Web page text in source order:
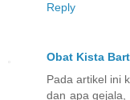
Reply
Obat Kista
Pada artikel ini
dan apa gejala,